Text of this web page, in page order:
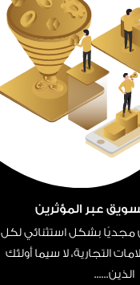
عبر المؤثرين
مجديًا بشكل استثنائي لكل
التجارية، لا سيما أولئك
الذين......